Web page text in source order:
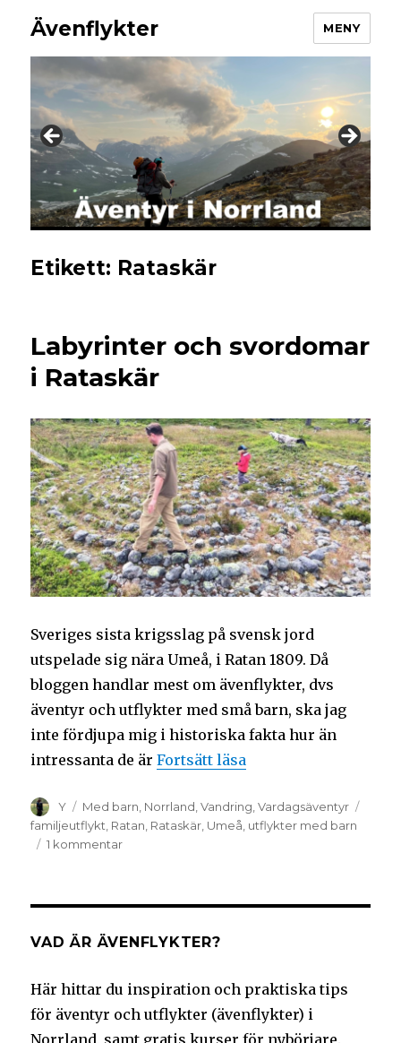
Ävenflykter MENY
Etikett: Rataskär
Labyrinter och svordomar
i Rataskär
Sveriges sista krigsslag på svensk jord
utspelade sig nära Umeå, i Ratan 1809. Då
bloggen handlar mest om ävenflykter, dvs
äventyr och utflykter med små barn, ska jag
inte fördjupa mig i historiska fakta hur än
intressanta de ärFortsätt läsa
Y Med barn Norrland ,Vandring ,Vardagsäventyr
familjeutflykt Ratan Rataskär Umeå utflykter med barn
1 kommentar
VAD ÄR ÄVENFLYKTER?
Här hittar du inspiration och praktiska tips
för äventyr och utflykter (ävenflykter) i